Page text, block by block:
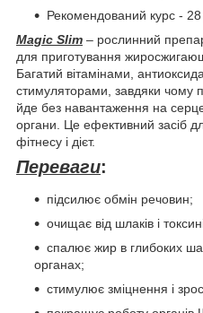
Рекомендований курс - 28
Magic Slim – рослинний
для приготування
Багатий вітамінами,
стимуляторами, завдяки чому
йде без навантаження на
органи. Це ефективний засіб
фітнесу і дієт.
Переваги:
підсилює обмін речовин;
очищає від шлаків і
спалює жир в глибоких
органах;
стимулює зміцнення і